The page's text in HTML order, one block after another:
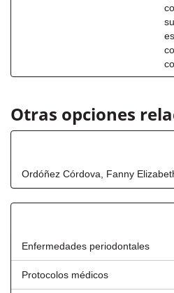
Otras opciones
Ordóñez Córdova, Fanny
Enfermedades periodontales
Protocolos médicos